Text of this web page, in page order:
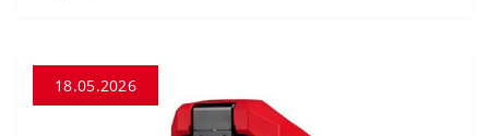
18.05.2026